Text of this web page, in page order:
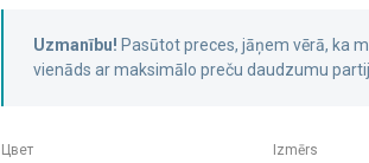
Uzmanību! Pasūtot preces, jāņem vērā, ka
vienāds ar maksimālo preču daudzumu
Цвет Izmērs